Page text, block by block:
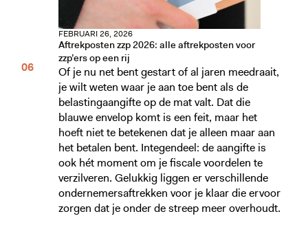
FEBRUARI 26, 2026
Aftrekposten zzp 2026: alle aftrekposten voor
zzp’ers op een rij
Of je nu net bent gestart of al jaren meedraait,
je wilt weten waar je aan toe bent als de
belastingaangifte op de mat valt. Dat die
blauwe envelop komt is een feit, maar het
hoeft niet te betekenen dat je alleen maar aan
het betalen bent. Integendeel: de aangifte is
ook hét moment om je fiscale voordelen te
verzilveren. Gelukkig liggen er verschillende
ondernemersaftrekken voor je klaar die ervoor
zorgen dat je onder de streep meer overhoudt.